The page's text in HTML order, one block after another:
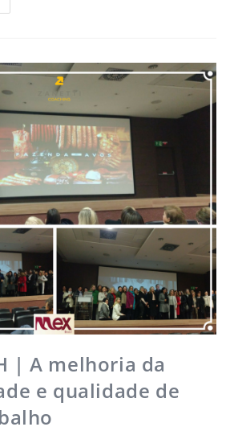
| A melhoria da
e qualidade de